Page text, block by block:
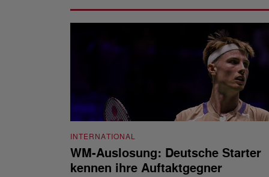
INTERNATIONAL
WM-Auslosung: Deutsche Starter
kennen ihre Auftaktgegner